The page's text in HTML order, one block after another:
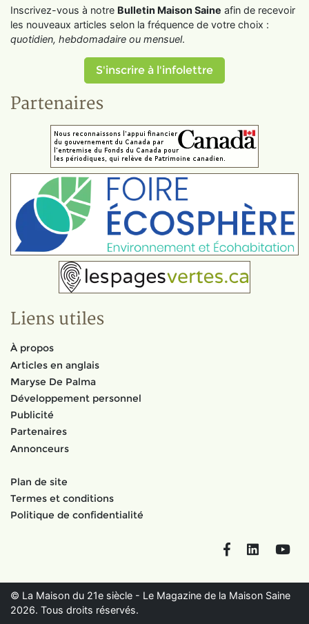
Inscrivez-vous à notre Bulletin Maison Saine afin de recevoir
les nouveaux articles selon la fréquence de votre choix :
quotidien, hebdomadaire ou mensuel.
S'inscrire à l'infolettre
Partenaires
Liens utiles
À propos
Articles en anglais
Maryse De Palma
Développement personnel
Publicité
Partenaires
Annonceurs
Plan de site
Termes et conditions
Politique de confidentialité
FacebookLinkedIn
© La Maison du 21e siècle - Le Magazine de la Maison Saine
2026. Tous droits réservés.